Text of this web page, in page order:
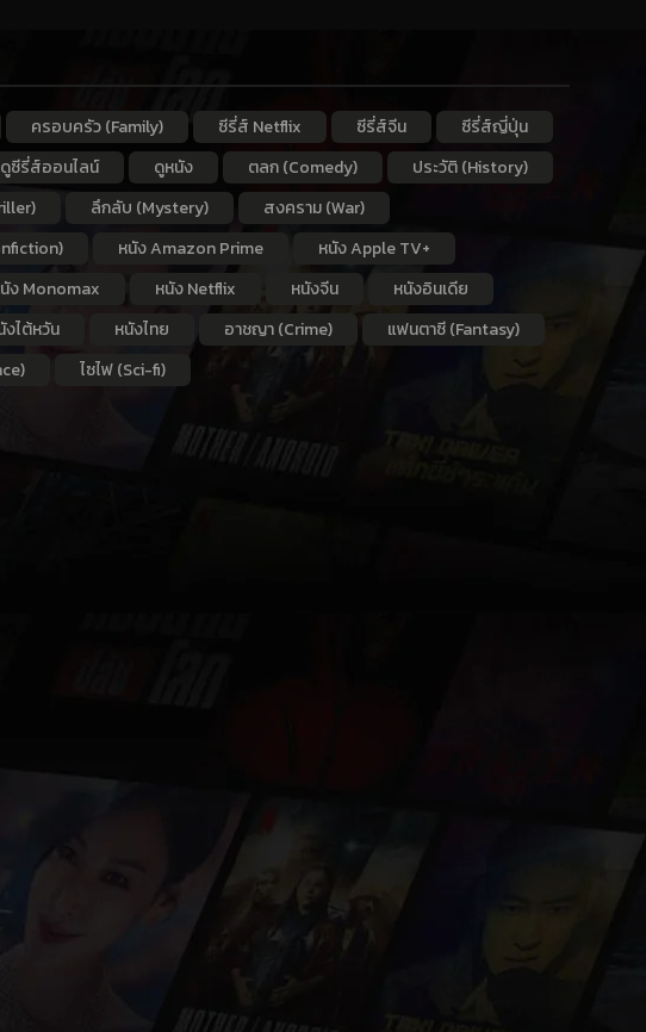
ครอบครัว (Family) ซีรี่ส์ Netflix ซีรี่ส์จีน
ซีรี่ส์ญี่ปุ่น
ดูซีรี่ส์ออนไลน์ ดูหนัง ตลก (Comedy)
ประวัติ (History)
ลึกลับ (Mystery)
สงคราม (War)
หนัง Amazon Prime
หนัง Apple TV+
ง Monomax หนัง Netflix หนังจีน
หนังอินเดีย
งไต้หวัน หนังไทย อาชญา (Crime)
แฟนตาซี (Fantasy)
ไซไฟ (Sci-fi)